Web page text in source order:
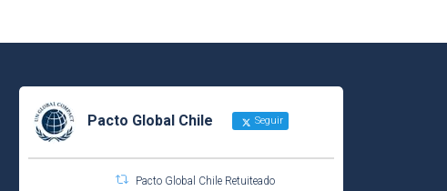
Pacto Global Chile Seguir
Pacto Global Chile Retuiteado